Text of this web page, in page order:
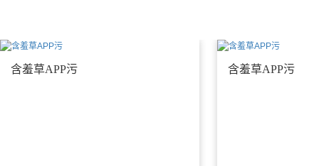
含羞草APP污 含羞草APP污